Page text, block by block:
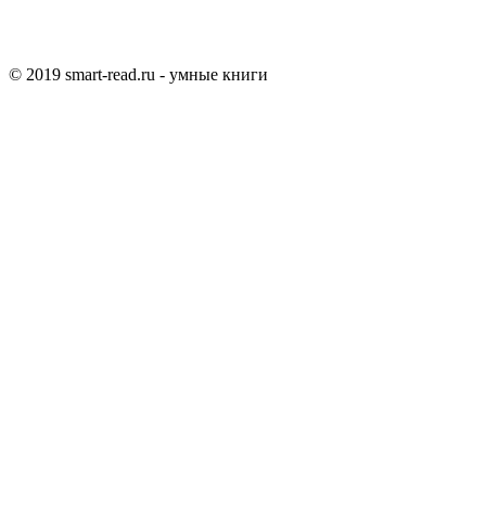
© 2019 smart-read.ru - умные книги